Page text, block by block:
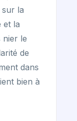
sur la
et la
nier le
de
dans
bien à